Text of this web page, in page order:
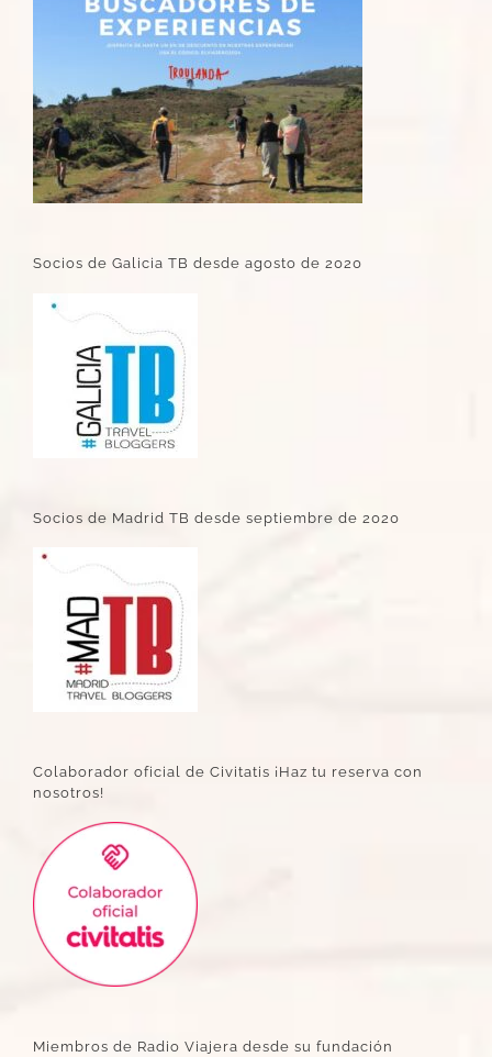
Socios de Galicia TB desde agosto de 2020
Socios de Madrid TB desde septiembre de 2020
Colaborador oficial de Civitatis ¡Haz tu reserva con
nosotros!
Miembros de Radio Viajera desde su fundación